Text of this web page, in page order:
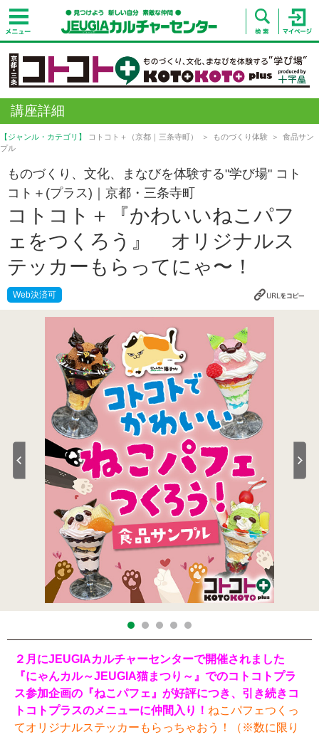
講座詳細
【ジャンル・カテゴリ】 コトコト＋（京都｜三条寺町） ものづくり体験
食品サン
プル
ものづくり、文化、まなびを体験する"学び場" コト
コト＋(プラス)｜京都・三条寺町
コトコト＋『かわいいねこパフ
ェをつくろう』 オリジナルス
テッカーもらってにゃ〜！
Web決済可
２月にJEUGIAカルチャーセンターで開催されました
『にゃんカル～JEUGIA猫まつり～』でのコトコトプラ
ス参加企画の『ねこパフェ』が好評につき、引き続きコ
トコトプラスのメニューに仲間入り！ ねこパフェつくっ
てオリジナルステッカーもらっちゃおう！（※数に限り